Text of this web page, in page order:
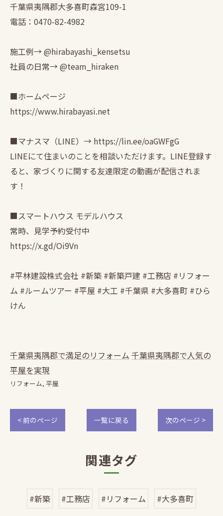
千葉県夷隅郡大多喜町森宮109-1
電話：0470-82-4982
施工例→ @hirabayashi_kensetsu
社員の日常→ @team_hiraken
■ホームページ
https://www.hirabayasi.net
■マナスマ（LINE）→ https://lin.ee/oaGWFgG
LINEにて住まいのことを相談いただけます。LINE登録す
ると、家づくりに関する友達限定の動画が配信されま
す！
■スマートハウス モデルハウス
常時、見学予約受付中
https://x.gd/Oi9Vn
#平林建設株式会社 #新築 #新築戸建 #工務店 #リフォー
ム #ルームツアー #平屋 #大工 #千葉県 #大多喜町 #ひら
けん
千葉県夷隅郡で満足のリフォーム 千葉県夷隅郡で人気の
平屋を実現
リフォーム 平屋
< 前のページ 一覧に戻る 次のページ >
関連タグ
#新築 #工務店 #リフォーム #大多喜町